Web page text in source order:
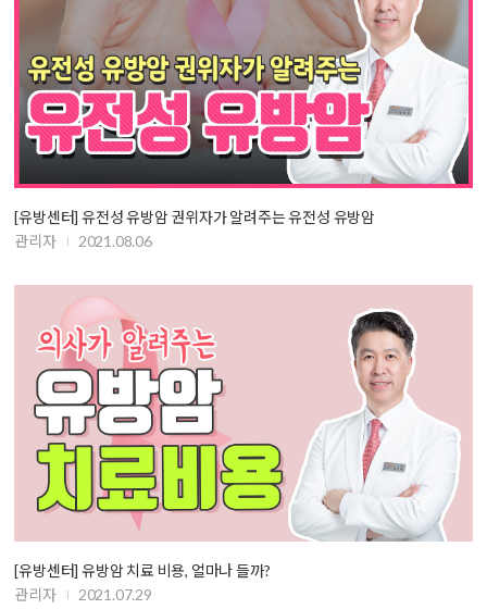
[유방센터] 유전성 유방암 권위자가 알려주는 유전성 유방암
관리자
2021.08.06
[유방센터] 유방암 치료 비용, 얼마나 들까?
관리자
2021.07.29